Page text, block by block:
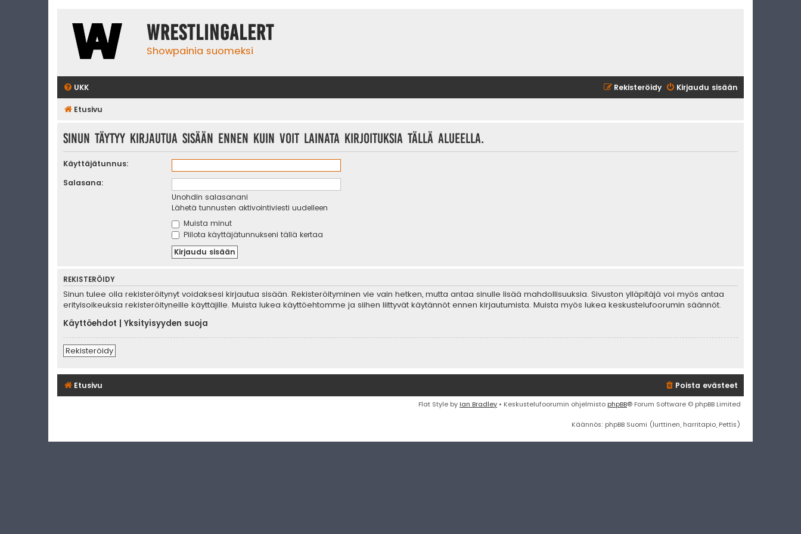
WrestlingAlert
Showpainia suomeksi
UKK Kirjaudu sisään
Rekisteröidy
Etusivu
Sinun täytyy kirjautua sisään ennen kuin voit lainata kirjoituksia tällä alueella.
Käyttäjätunnus:
Salasana:
Unohdin salasanani
Lähetä tunnusten aktivointiviesti uudelleen
Muista minut
Piilota käyttäjätunnukseni tällä kertaa
REKISTERÖIDY
Sinun tulee olla rekisteröitynyt voidaksesi kirjautua sisään. Rekisteröityminen vie vain hetken, mutta antaa sinulle lisää mahdollisuuksia. Sivuston ylläpitäjä voi myös antaa
erityisoikeuksia rekisteröityneille käyttäjille. Muista lukea käyttöehtomme ja siihen liittyvät käytännöt ennen kirjautumista. Muista myös lukea keskustelufoorumin säännöt.
Käyttöehdot
Yksityisyyden suoja
Rekisteröidy
Etusivu Poista evästeet
Flat Style by Ian Bradley • Keskustelufoorumin ohjelmisto phpBB® Forum Software © phpBB Limited
Käännös: phpBB Suomi (lurttinen, harritapio, Pettis)